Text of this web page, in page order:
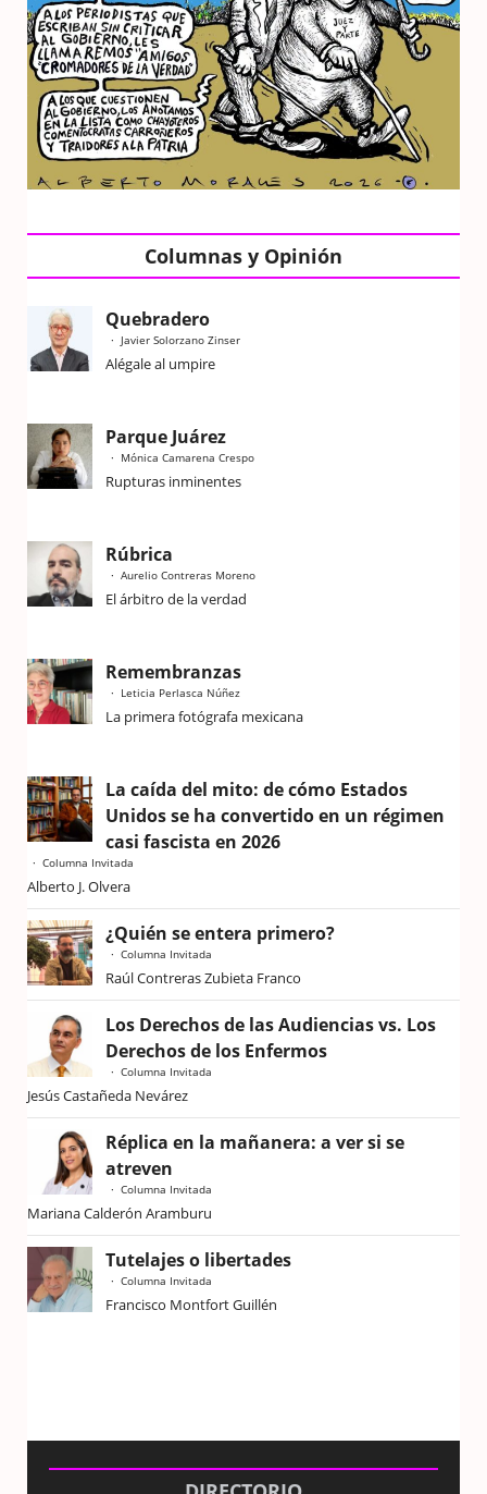
Columnas y Opinión
Quebradero
Javier Solorzano Zinser
Alégale al umpire
Parque Juárez
Mónica Camarena Crespo
Rupturas inminentes
Rúbrica
Aurelio Contreras Moreno
El árbitro de la verdad
Remembranzas
Leticia Perlasca Núñez
La primera fotógrafa mexicana
La caída del mito: de cómo Estados
Unidos se ha convertido en un régimen
casi fascista en 2026
Columna Invitada
Alberto J. Olvera
¿Quién se entera primero?
Columna Invitada
Raúl Contreras Zubieta Franco
Los Derechos de las Audiencias vs. Los
Derechos de los Enfermos
Columna Invitada
Jesús Castañeda Nevárez
Réplica en la mañanera: a ver si se
atreven
Columna Invitada
Mariana Calderón Aramburu
Tutelajes o libertades
Columna Invitada
Francisco Montfort Guillén